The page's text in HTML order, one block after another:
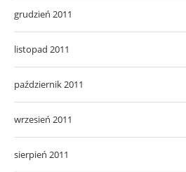
grudzień 2011
listopad 2011
październik 2011
wrzesień 2011
sierpień 2011